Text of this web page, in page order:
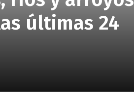
últimas 24